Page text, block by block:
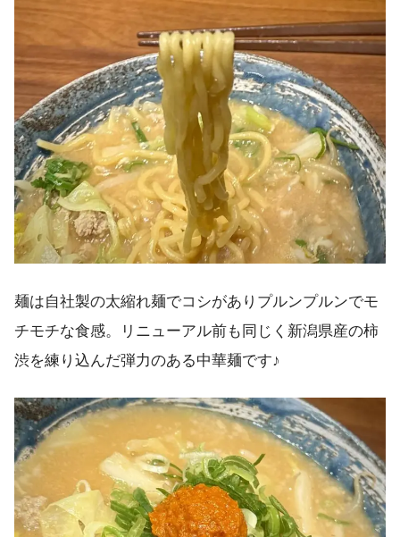
麺は自社製の太縮れ麺でコシがありプルンプルンでモ
チモチな食感。リニューアル前も同じく新潟県産の柿
渋を練り込んだ弾力のある中華麺です♪